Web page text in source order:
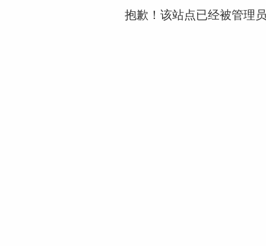
抱歉！该站点已经被管理